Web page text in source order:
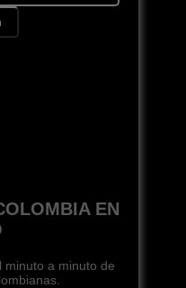
EN
minuto a minuto de